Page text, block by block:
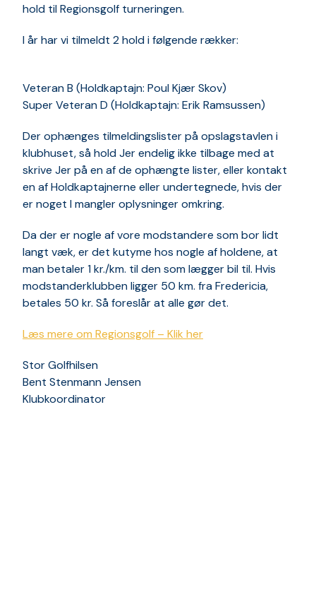
hold til Regionsgolf turneringen.
I år har vi tilmeldt 2 hold i følgende rækker:
​Veteran B (Holdkaptajn: Poul Kjær Skov)
Super Veteran D (Holdkaptajn: Erik Ramsussen)
Der ophænges tilmeldingslister på opslagstavlen i
klubhuset, så hold Jer endelig ikke tilbage med at
skrive Jer på en af de ophængte lister, eller kontakt
en af Holdkaptajnerne eller undertegnede, hvis der
er noget I mangler oplysninger omkring.
Da der er nogle af vore modstandere som bor lidt
langt væk, er det kutyme hos nogle af holdene, at
man betaler 1 kr./km. til den som lægger bil til. Hvis
modstanderklubben ligger 50 km. fra Fredericia,
betales 50 kr. Så foreslår at alle gør det.
Læs mere om Regionsgolf – Klik her
Stor Golfhilsen
Bent Stenmann Jensen
Klubkoordinator